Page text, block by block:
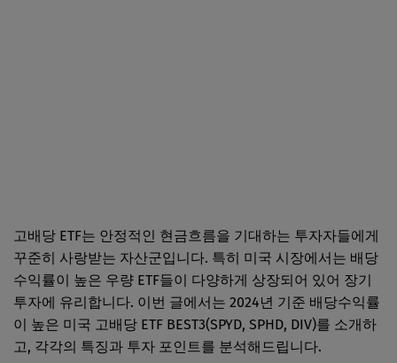
고배당 ETF는 안정적인 현금흐름을 기대하는 투자자들에게
꾸준히 사랑받는 자산군입니다. 특히 미국 시장에서는 배당
수익률이 높은 우량 ETF들이 다양하게 상장되어 있어 장기
투자에 유리합니다. 이번 글에서는 2024년 기준 배당수익률
이 높은 미국 고배당 ETF BEST3(SPYD, SPHD, DIV)를 소개하
고, 각각의 특징과 투자 포인트를 분석해드립니다.